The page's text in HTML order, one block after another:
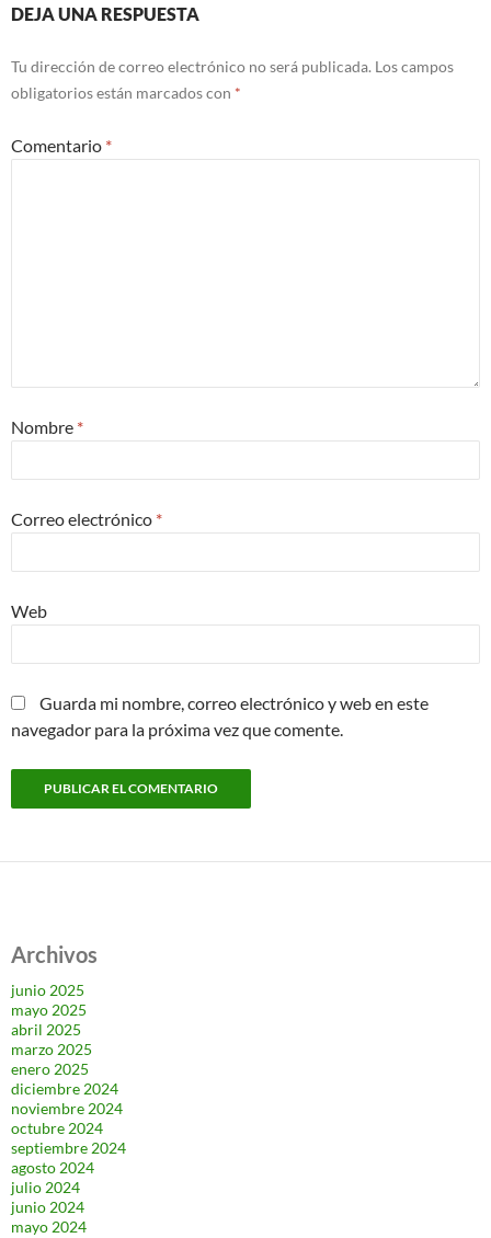
DEJA UNA RESPUESTA
Tu dirección de correo electrónico no será publicada. Los campos
obligatorios están marcados con *
Comentario *
Nombre *
Correo electrónico *
Web
Guarda mi nombre, correo electrónico y web en este
navegador para la próxima vez que comente.
Archivos
junio 2025
mayo 2025
abril 2025
marzo 2025
enero 2025
diciembre 2024
noviembre 2024
octubre 2024
septiembre 2024
agosto 2024
julio 2024
junio 2024
mayo 2024